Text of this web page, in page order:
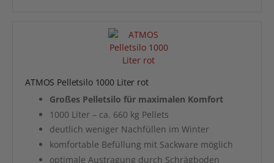
ATMOS Pelletsilo 1000 Liter rot
Großes Pelletsilo für maximalen Komfort
1000 Liter – ca. 660 kg Pellets
deutlich weniger Nachfüllen im Winter
komfortable Befüllung mit Sackware möglich
optimale Austragung durch Schrägboden